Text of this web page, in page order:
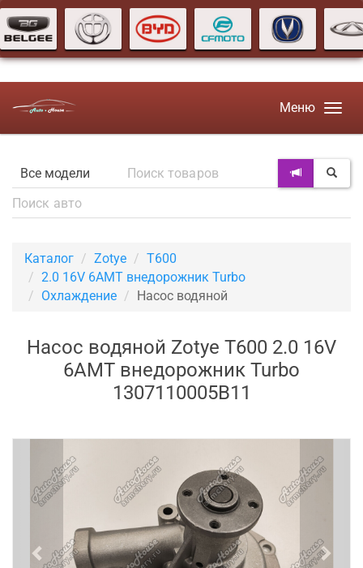
Меню
Каталог Zotye
T600
2.0 16V 6AMT внедорожник Turbo
Охлаждение
Насос водяной
Насос водяной Zotye T600 2.0 16V
6AMT внедорожник Turbo
1307110005B11